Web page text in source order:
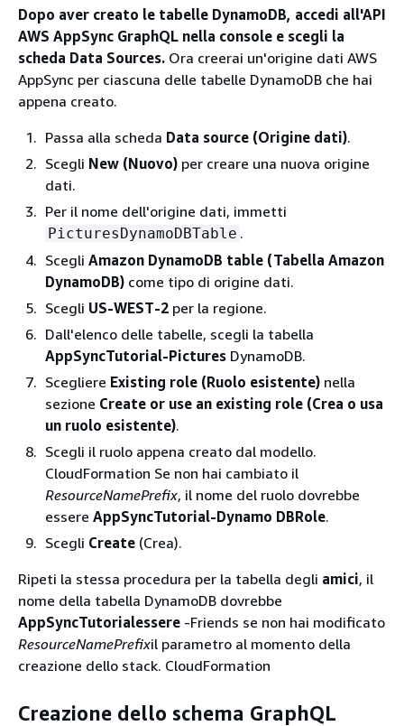
Dopo aver creato le tabelle DynamoDB, accedi all'API
AWS AppSync GraphQL nella console e scegli la
scheda Data Sources. Ora creerai un'origine dati AWS
AppSync per ciascuna delle tabelle DynamoDB che hai
appena creato.
Passa alla scheda Data source (Origine dati).
Scegli New (Nuovo) per creare una nuova origine
dati.
Per il nome dell'origine dati, immetti
PicturesDynamoDBTable .
Scegli Amazon DynamoDB table (Tabella Amazon
DynamoDB) come tipo di origine dati.
Scegli US-WEST-2 per la regione.
Dall'elenco delle tabelle, scegli la tabella
AppSyncTutorial-Pictures DynamoDB.
Scegliere Existing role (Ruolo esistente) nella
sezione Create or use an existing role (Crea o usa
un ruolo esistente).
Scegli il ruolo appena creato dal modello.
CloudFormation Se non hai cambiato il
ResourceNamePrefix, il nome del ruolo dovrebbe
essere AppSyncTutorial-Dynamo DBRole.
Scegli Create (Crea).
Ripeti la stessa procedura per la tabella degli amici, il
nome della tabella DynamoDB dovrebbe
AppSyncTutorialessere -Friends se non hai modificato
ResourceNamePrefixil parametro al momento della
creazione dello stack. CloudFormation
Creazione dello schema GraphQL